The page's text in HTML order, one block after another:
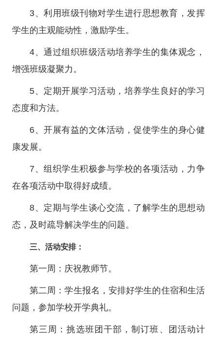
3、利用班级刊物对学生进行思想教育，发挥
学生的主观能动性，激励学生。
4、通过组织班级活动培养学生的集体观念，
增强班级凝聚力。
5、定期开展学习活动，培养学生良好的学习
态度和方法。
6、开展有益的文体活动，促使学生的身心健
康发展。
7、组织学生积极参与学校的各项活动，力争
在各项活动中取得好成绩。
8、定期与学生谈心交流，了解学生的思想动
态，及时疏导解决学生的问题。
三、活动安排：
第一周：庆祝教师节。
第二周：学生报名，安排好学生的住宿和生活
问题，参加学校开学典礼。
第三周：挑选班团干部，制订班、团活动计